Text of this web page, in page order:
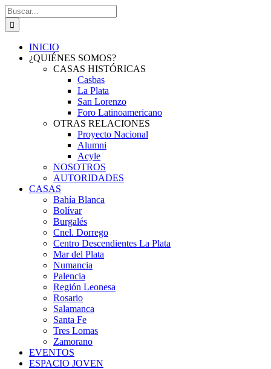
Saltar
al
contenido
Buscar:
INICIO
¿QUIÉNES SOMOS?
CASAS HISTÓRICAS
Casbas
La Plata
San Lorenzo
Foro Latinoamericano
OTRAS RELACIONES
Proyecto Nacional
Alumni
Acyle
NOSOTROS
AUTORIDADES
CASAS
Bahía Blanca
Bolívar
Burgalés
Cnel. Dorrego
Centro Descendientes La Plata
Mar del Plata
Numancia
Palencia
Región Leonesa
Rosario
Salamanca
Santa Fe
Tres Lomas
Zamorano
EVENTOS
ESPACIO JOVEN